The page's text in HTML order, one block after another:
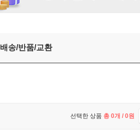
배송/반품/교환
선택한 상품 총 0개 / 0원